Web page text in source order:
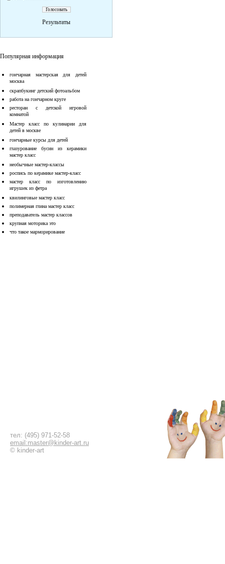
Результаты
Популярная информация
гончарная мастерская для детей
москва
скрапбукинг детский фотоальбом
работа на гончарном круге
ресторан с детской игровой
комнатой
Мастер класс по кулинарии для
детей в москве
гончарные курсы для детей
глазурование бусин из керамики
мастер класс
необычные мастер-классы
роспись по керамике мастер-класс
мастер класс по изготовлению
игрушек из фетра
квилинговые мастер класс
полимерная глина мастер класс
преподаватель мастер классов
крупная моторика это
что такое марморирование
тел: (495) 971-52-58
email:master@kinder-art.ru
© kinder-art